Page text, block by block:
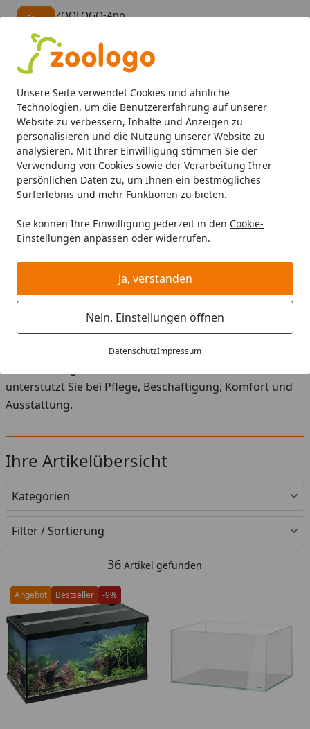
Unsere Seite verwendet Cookies und ähnliche
Technologien, um die Benutzererfahrung auf unserer
Website zu verbessern, Inhalte und Anzeigen zu
personalisieren und die Nutzung unserer Website zu
analysieren. Mit Ihrer Einwilligung stimmen Sie der
Verwendung von Cookies sowie der Verarbeitung Ihrer
persönlichen Daten zu, um Ihnen ein bestmögliches
Surferlebnis und mehr Funktionen zu bieten.
Sie können Ihre Einwilligung jederzeit in den Cookie-
Einstellungen anpassen oder widerrufen.
Ja, verstanden
Nein, Einstellungen öffnen
DatenschutzImpressum
ZOOLOGO-App
Alle Produkte
Mein Konto
Suchen
Aquarium ohne
Unterschrank
Aquaristik Aquarien Aquarium ohne Unterschrank
Aquarium ohne Unterschrank bei Zoologo: praktisches
Zubehör, durchdachte Produkte und passende Lösungen
unterstützt Sie bei Pflege, Beschäftigung, Komfort und
Ausstattung.
Ihre Artikelübersicht
Kategorien
Filter / Sortierung
36 Artikel gefunden
Angebot Bestseller -9%